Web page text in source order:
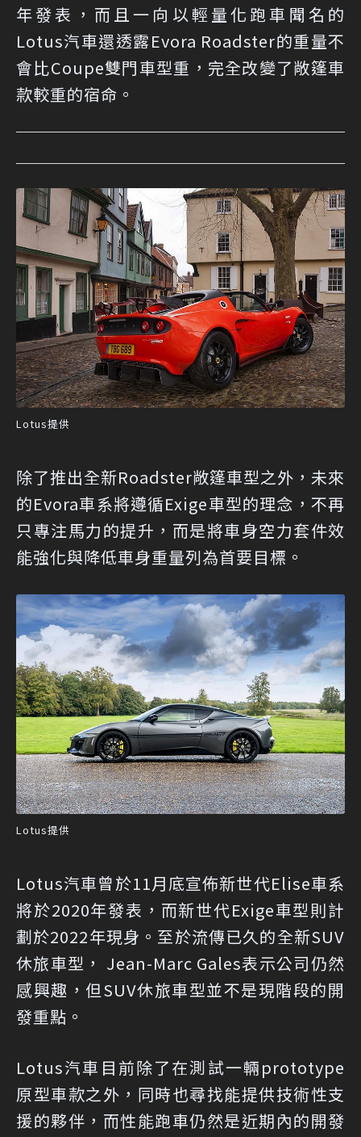
年發表，而且一向以輕量化跑車聞名的
Lotus汽車還透露Evora Roadster的重量不
會比Coupe雙門車型重，完全改變了敞篷車
款較重的宿命。
Lotus提供
除了推出全新Roadster敞篷車型之外，未來
的Evora車系將遵循Exige車型的理念，不再
只專注馬力的提升，而是將車身空力套件效
能強化與降低車身重量列為首要目標。
Lotus提供
Lotus汽車曾於11月底宣佈新世代Elise車系
將於2020年發表，而新世代Exige車型則計
劃於2022年現身。至於流傳已久的全新SUV
休旅車型， Jean-Marc Gales表示公司仍然
感興趣，但SUV休旅車型並不是現階段的開
發重點。
Lotus汽車目前除了在測試一輛prototype
原型車款之外，同時也尋找能提供技術性支
援的夥伴，而性能跑車仍然是近期內的開發